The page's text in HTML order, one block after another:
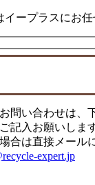
ープラスにお任
問い合わせは、
記入お願いします
合は直接メール
expert.jp